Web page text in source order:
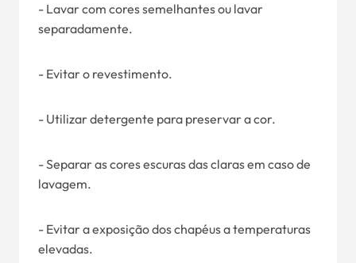
- Lavar com cores semelhantes ou lavar
separadamente.
- Evitar o revestimento.
- Utilizar detergente para preservar a cor.
- Separar as cores escuras das claras em caso de
lavagem.
- Evitar a exposição dos chapéus a temperaturas
elevadas.